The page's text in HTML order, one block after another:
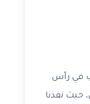
في رأس
نفذنا